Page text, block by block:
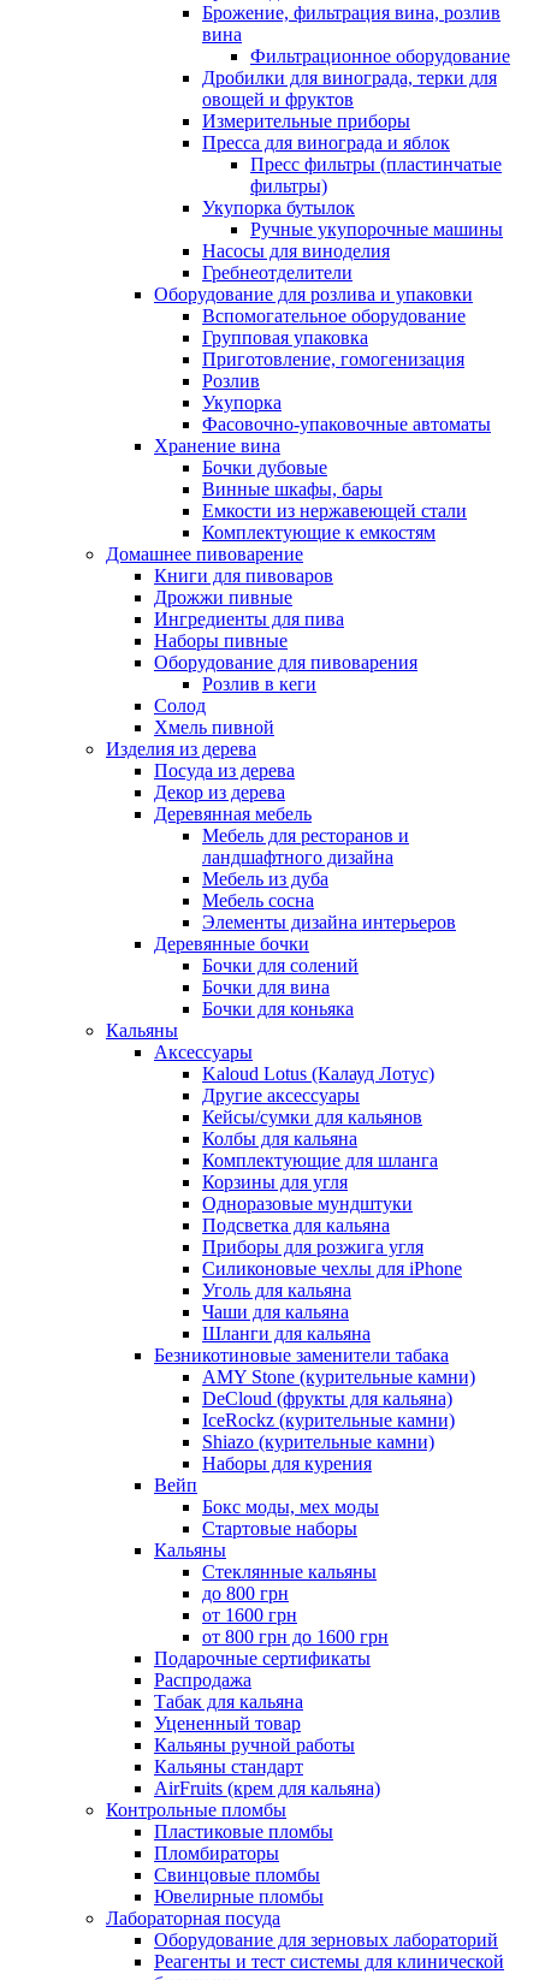
Брожение, фильтрация вина, розлив
вина
Фильтрационное оборудование
Дробилки для винограда, терки для
овощей и фруктов
Измерительные приборы
Пресса для винограда и яблок
Пресс фильтры (пластинчатые
фильтры)
Укупорка бутылок
Ручные укупорочные машины
Насосы для виноделия
Гребнеотделители
Оборудование для розлива и упаковки
Вспомогательное оборудование
Групповая упаковка
Приготовление, гомогенизация
Розлив
Укупорка
Фасовочно-упаковочные автоматы
Хранение вина
Бочки дубовые
Винные шкафы, бары
Емкости из нержавеющей стали
Комплектующие к емкостям
Домашнее пивоварение
Книги для пивоваров
Дрожжи пивные
Ингредиенты для пива
Наборы пивные
Оборудование для пивоварения
Розлив в кеги
Солод
Хмель пивной
Изделия из дерева
Посуда из дерева
Декор из дерева
Деревянная мебель
Мебель для ресторанов и
ландшафтного дизайна
Мебель из дуба
Мебель сосна
Элементы дизайна интерьеров
Деревянные бочки
Бочки для солений
Бочки для вина
Бочки для коньяка
Кальяны
Аксессуары
Kaloud Lotus (Калауд Лотус)
Другие аксессуары
Кейсы/сумки для кальянов
Колбы для кальяна
Комплектующие для шланга
Корзины для угля
Одноразовые мундштуки
Подсветка для кальяна
Приборы для розжига угля
Силиконовые чехлы для iPhone
Уголь для кальяна
Чаши для кальяна
Шланги для кальяна
Безникотиновые заменители табака
AMY Stone (курительные камни)
DeCloud (фрукты для кальяна)
IceRockz (курительные камни)
Shiazo (курительные камни)
Наборы для курения
Вейп
Бокс моды, мех моды
Стартовые наборы
Кальяны
Стеклянные кальяны
до 800 грн
от 1600 грн
от 800 грн до 1600 грн
Подарочные сертификаты
Распродажа
Табак для кальяна
Уцененный товар
Кальяны ручной работы
Кальяны стандарт
AirFruits (крем для кальяна)
Контрольные пломбы
Пластиковые пломбы
Пломбираторы
Свинцовые пломбы
Ювелирные пломбы
Лабораторная посуда
Оборудование для зерновых лабораторий
Реагенты и тест системы для клинической